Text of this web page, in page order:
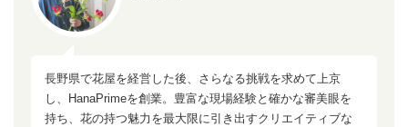
長野県で花屋を経営した後、さらなる挑戦を求めて上京
し、HanaPrimeを創業。豊富な現場経験と確かな審美眼を
持ち、花の持つ魅力を最大限に引き出すクリエイティブな